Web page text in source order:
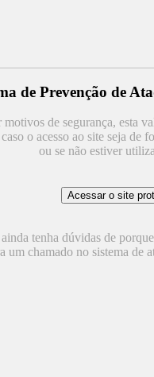
de Prevenção de
motivos de segurança, esta
caso o acesso ao site seja de
ou se não estiver
tenha dúvidas de
um chamado no sistema de